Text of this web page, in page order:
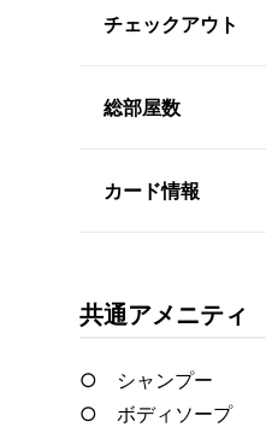
チェックアウト
総部屋数
カード情報
共通アメニティ
○ シャンプー
○ ボディソープ